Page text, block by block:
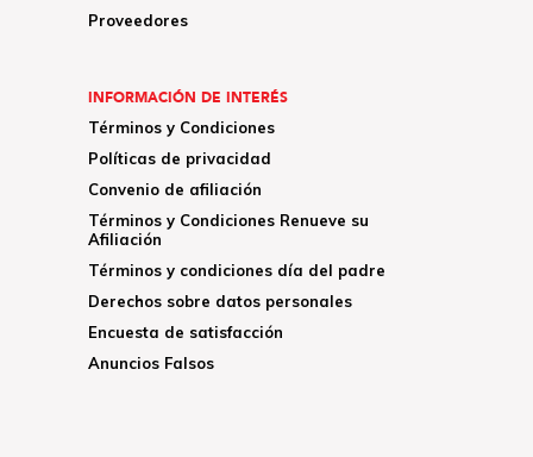
Proveedores
INFORMACIÓN DE INTERÉS
Términos y Condiciones
Políticas de privacidad
Convenio de afiliación
Términos y Condiciones Renueve su
Afiliación
Términos y condiciones día del padre
Derechos sobre datos personales
Encuesta de satisfacción
Anuncios Falsos